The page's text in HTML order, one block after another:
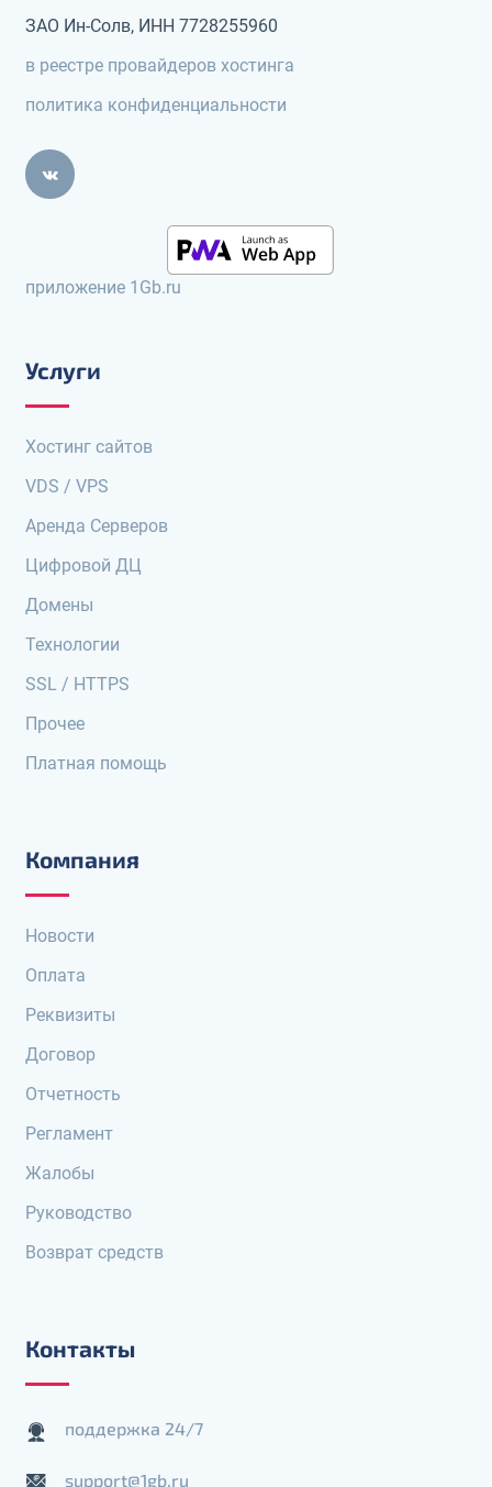
ЗАО Ин-Солв, ИНН 7728255960
в реестре провайдеров хостинга
политика конфиденциальности
приложение 1Gb.ru
Услуги
Хостинг сайтов
VDS / VPS
Аренда Серверов
Цифровой ДЦ
Домены
Технологии
SSL / HTTPS
Прочее
Платная помощь
Компания
Новости
Оплата
Реквизиты
Договор
Отчетность
Регламент
Жалобы
Руководство
Возврат средств
Контакты
поддержка 24/7
support@1gb.ru